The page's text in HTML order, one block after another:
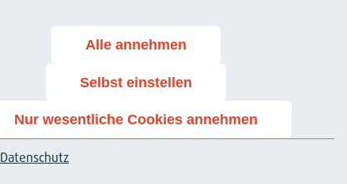
Alle annehmen
Selbst einstellen
Nur wesentliche Cookies annehmen
Datenschutz